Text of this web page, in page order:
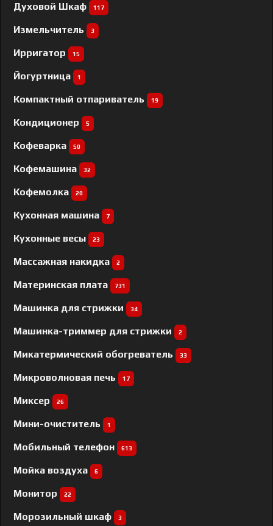
Духовой Шкаф 117
Измельчитель 3
Ирригатор 15
Йогуртница 1
Компактный отпариватель 19
Кондиционер 5
Кофеварка 50
Кофемашина 32
Кофемолка 20
Кухонная машина 7
Кухонные весы 23
Массажная накидка 2
Материнская плата 731
Машинка для стрижки 34
Машинка-триммер для стрижки 2
Микатермический обогреватель 33
Микроволновая печь 17
Миксер 26
Мини-очиститель 1
Мобильный телефон 613
Мойка воздуха 6
Монитор 22
Морозильный шкаф 3